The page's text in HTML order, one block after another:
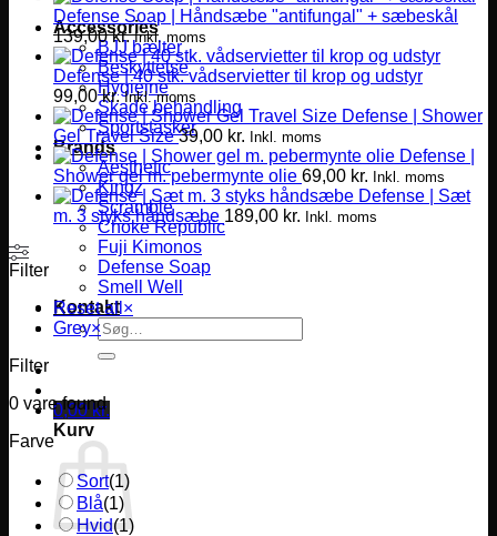
Accessories
BJJ bælter
Beskyttelse
Hygiejne
Skade behandling
Sportstasker
Brands
Aesthetic
Kingz
Scramble
Choke Republic
Fuji Kimonos
Defense Soap
Smell Well
Kontakt
Søg
efter:
0,00 kr.
Kurv
Defense Soap | Håndsæbe "antifungal" + sæbeskål
139,00kr. Inkl. moms
Defense | 40 stk. vådservietter til krop og udstyr
99,00kr. Inkl. moms
Defense | Shower
Gel Travel Size 39,00 kr. Inkl. moms
Defense |
Shower gel m. pebermynte olie 69,00 kr. Inkl. moms
Defense | Sæt
m. 3 styks håndsæbe 189,00 kr. Inkl. moms
Filter
Reset all ×
Grey×
Filter
0 vare found
Farve
Sort(1)
Blå(1)
Hvid(1)